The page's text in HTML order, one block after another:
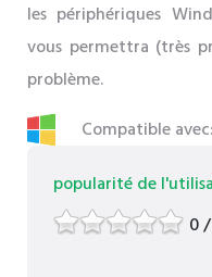
les périphériques
vous permettra (très
problème.
Compatible
popularité de
0